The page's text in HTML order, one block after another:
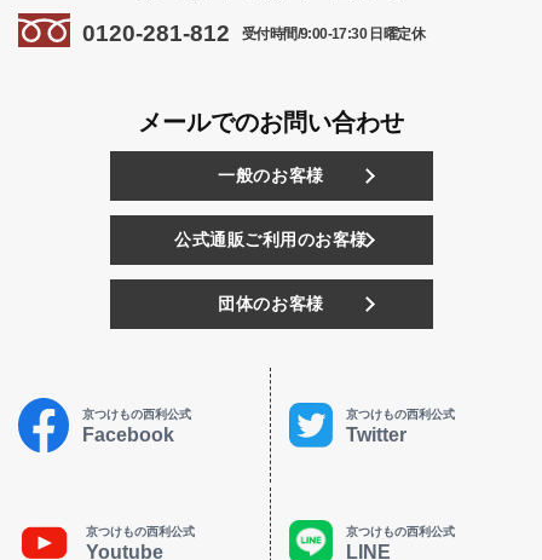
0120-281-812 受付時間/9:00-17:30 日曜定休
メールでのお問い合わせ
一般のお客様
公式通販ご利用のお客様
団体のお客様
京つけもの西利公式
Facebook
京つけもの西利公式
Twitter
京つけもの西利公式
Youtube
京つけもの西利公式
LINE